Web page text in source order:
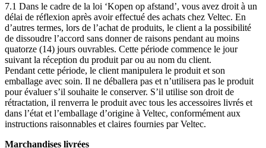
7.1 Dans le cadre de la loi ‘Kopen op afstand’, vous avez droit à un
délai de réflexion après avoir effectué des achats chez Veltec. En
d’autres termes, lors de l’achat de produits, le client a la possibilité
de dissoudre l’accord sans donner de raisons pendant au moins
quatorze (14) jours ouvrables. Cette période commence le jour
suivant la réception du produit par ou au nom du client.
Pendant cette période, le client manipulera le produit et son
emballage avec soin. Il ne déballera pas et n’utilisera pas le produit
pour évaluer s’il souhaite le conserver. S’il utilise son droit de
rétractation, il renverra le produit avec tous les accessoires livrés et
dans l’état et l’emballage d’origine à Veltec, conformément aux
instructions raisonnables et claires fournies par Veltec.
Marchandises livrées